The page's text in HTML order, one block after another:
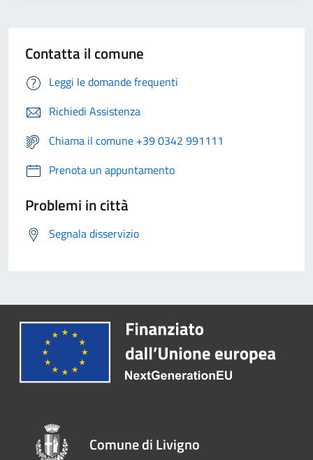
Contatta il comune
Leggi le domande frequenti
Richiedi Assistenza
Chiama il comune +39 0342 991111
Prenota un appuntamento
Problemi in città
Segnala disservizio
Comune di Livigno